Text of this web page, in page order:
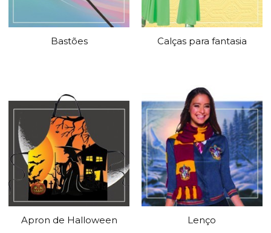
Bastões Calças para fantasia
Apron de Halloween Lenço